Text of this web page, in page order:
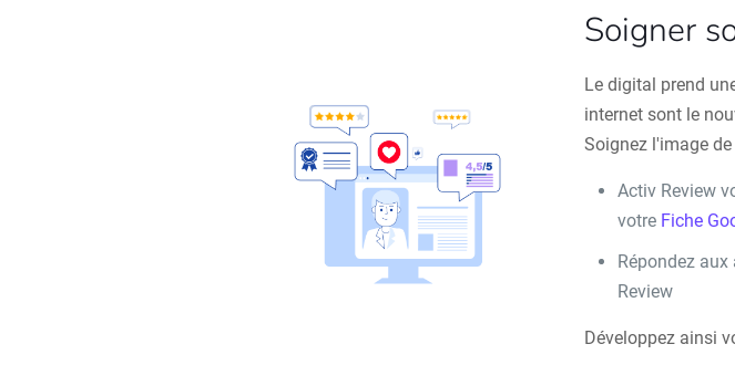
Soigner
Le digital prend
internet sont le
Soignez l'image
Activ Review
votre Fiche
Répondez
Review
Développez ainsi